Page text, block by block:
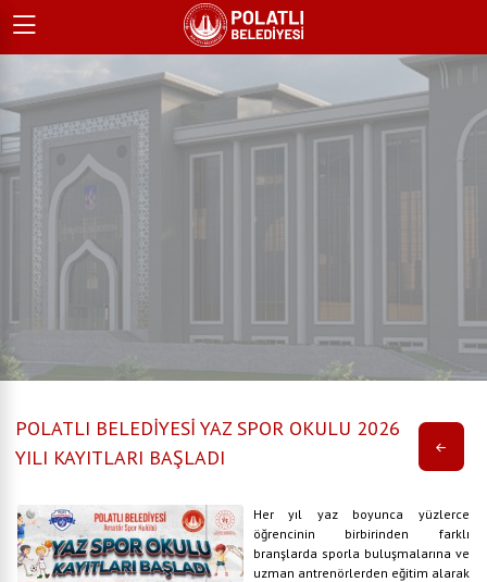
POLATLI BELEDİYESİ YAZ SPOR OKULU 2026
YILI KAYITLARI BAŞLADI
Her yıl yaz boyunca yüzlerce
öğrencinin birbirinden farklı
branşlarda sporla buluşmalarına ve
uzman antrenörlerden eğitim alarak